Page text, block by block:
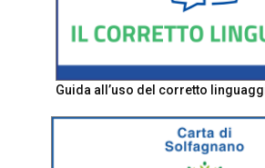
Guida all’uso del corretto